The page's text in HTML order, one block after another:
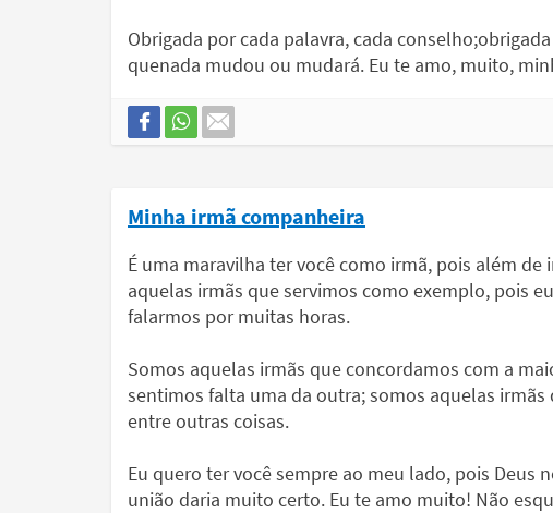
Obrigada por cada palavra, cada
quenada mudou ou mudará. Eu te amo, muito,
Minha irmã companheira
É uma maravilha ter você como irmã, pois além de
aquelas irmãs que servimos como exemplo, pois
falarmos por muitas horas.
Somos aquelas irmãs que concordamos com a
sentimos falta uma da outra; somos aquelas
entre outras coisas.
Eu quero ter você sempre ao meu lado, pois Deus
união daria muito certo. Eu te amo muito! Não